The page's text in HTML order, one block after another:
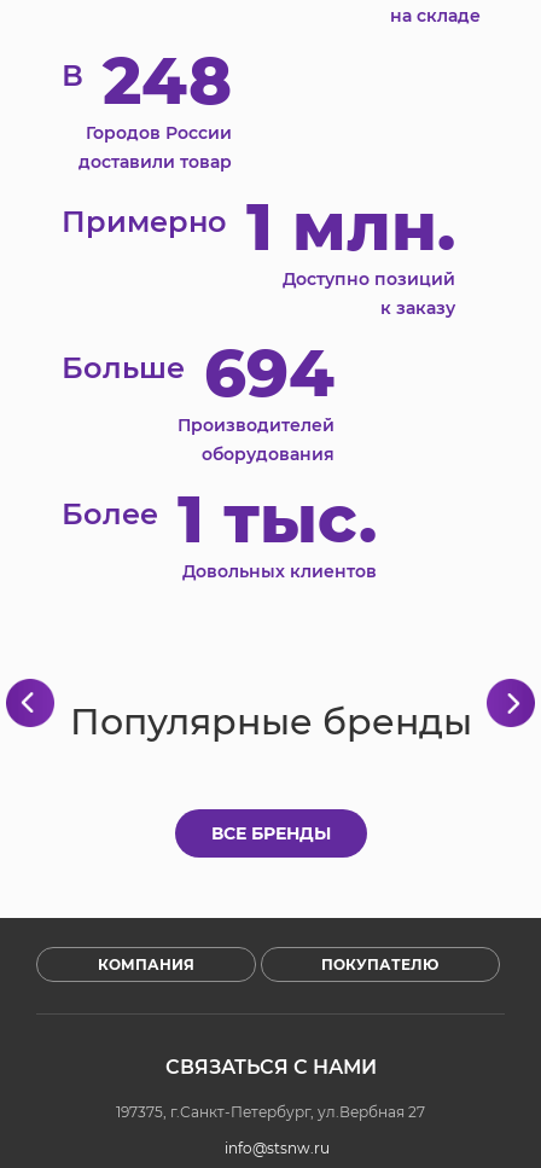
на складе
В 248
Городов России
доставили товар
Примерно 1 млн.
Доступно позиций
к заказу
Больше 694
Производителей
оборудования
Более 1 тыс.
Довольных клиентов
Популярные бренды
ВСЕ БРЕНДЫ
КОМПАНИЯ ПОКУПАТЕЛЮ
СВЯЗАТЬСЯ С НАМИ
197375, г.Санкт-Петербург, ул.Вербная 27
info@stsnw.ru